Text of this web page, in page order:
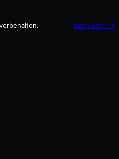
Nach oben ↑